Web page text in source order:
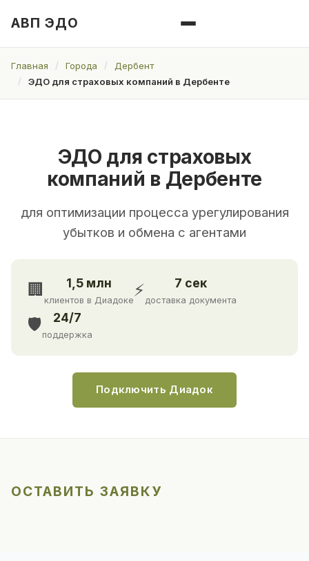
АВП ЭДО
Главная Города
Дербент
ЭДО для страховых компаний в Дербенте
ЭДО для страховых
компаний в Дербенте
для оптимизации процесса урегулирования
убытков и обмена с агентами
🏢 1,5 млн
клиентов в Диадоке
⚡ 7 сек
доставка документа
🛡️ 24/7
поддержка
Подключить Диадок
ОСТАВИТЬ ЗАЯВКУ